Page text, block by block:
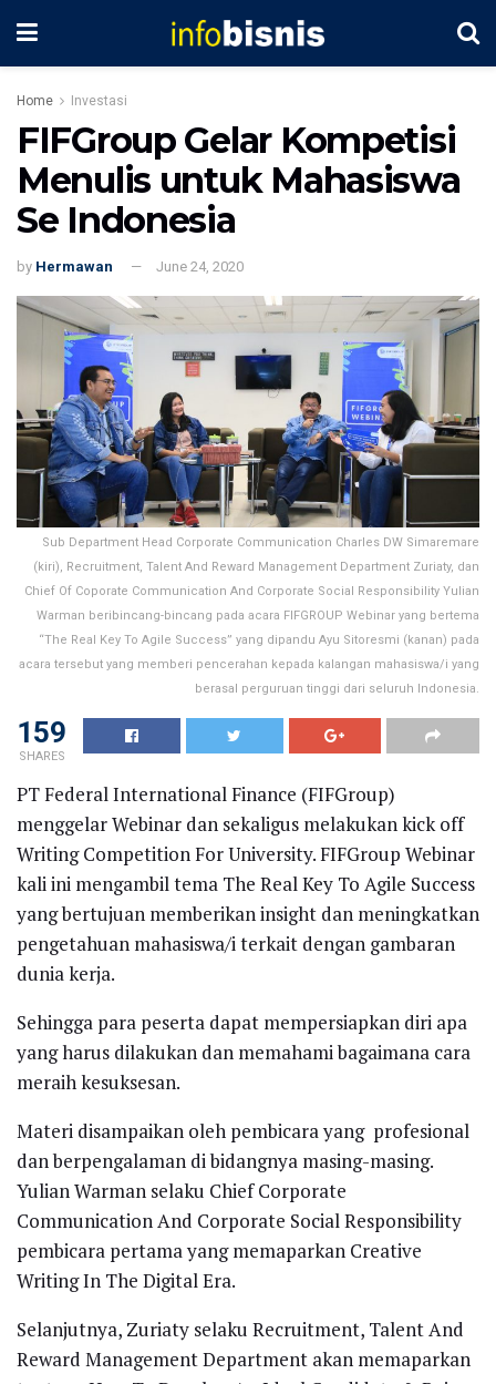
Home Investasi
FIFGroup Gelar Kompetisi
Menulis untuk Mahasiswa
Se Indonesia
by Hermawan June 24, 2020
Sub Department Head Corporate Communication Charles DW Simaremare
(kiri), Recruitment, Talent And Reward Management Department Zuriaty, dan
Chief Of Coporate Communication And Corporate Social Responsibility Yulian
Warman beribincang-bincang pada acara FIFGROUP Webinar yang bertema
“The Real Key To Agile Success” yang dipandu Ayu Sitoresmi (kanan) pada
acara tersebut yang memberi pencerahan kepada kalangan mahasiswa/i yang
berasal perguruan tinggi dari seluruh Indonesia.
159
SHARES
PT Federal International Finance (FIFGroup)
menggelar Webinar dan sekaligus melakukan kick off
Writing Competition For University. FIFGroup Webinar
kali ini mengambil tema The Real Key To Agile Success
yang bertujuan memberikan insight dan meningkatkan
pengetahuan mahasiswa/i terkait dengan gambaran
dunia kerja.
Sehingga para peserta dapat mempersiapkan diri apa
yang harus dilakukan dan memahami bagaimana cara
meraih kesuksesan.
Materi disampaikan oleh pembicara yang profesional
dan berpengalaman di bidangnya masing-masing.
Yulian Warman selaku Chief Corporate
Communication And Corporate Social Responsibility
pembicara pertama yang memaparkan Creative
Writing In The Digital Era.
Selanjutnya, Zuriaty selaku Recruitment, Talent And
Reward Management Department akan memaparkan